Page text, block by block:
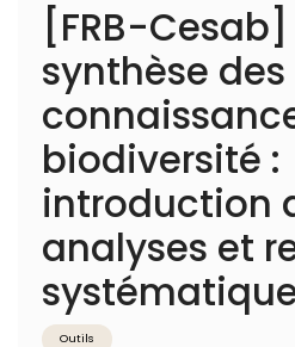
[FRB-Cesab]
synthèse des
biodiversité :
introduction
analyses et
Outils